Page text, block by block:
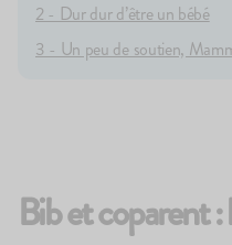
4.9
Le Brassé Nature
1,90€
+5
2 - Dur dur d’être un bébé
3 - Un peu de soutien,
Bib et coparent :